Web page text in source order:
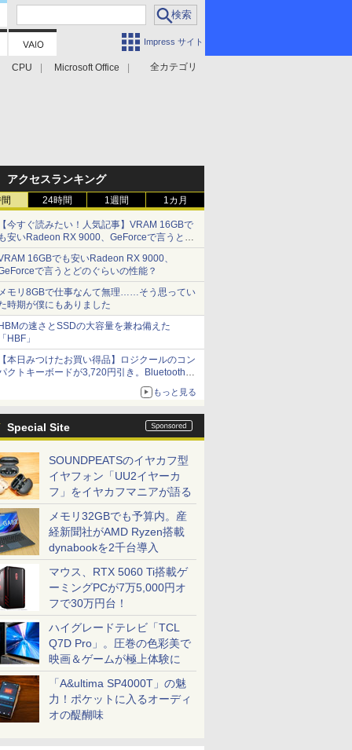
Impress サイト
全カテゴリ
CPU Microsoft Office
アクセスランキング
24時間 1週間 1カ月
今すぐ読みたい！人気記事】VRAM 16GBで
安いRadeon RX 9000、GeForceで言うとど
ぐらいの性能？ - PC Watch
16GBでも安いRadeon RX 9000、
で言うとどのぐらいの性能？
モリ8GBで仕事なんて無理……そう思ってい
時期が僕にもありました
の速さとSSDの大容量を兼ね備えた
HBF」
本日みつけたお買い得品】ロジクールのコン
クトキーボードが3,720円引き。Bluetoothで3
もっと見る
Special Site
SOUNDPEATSのイヤカフ型
イヤフォン「UU2イヤーカ
フ」をイヤカフマニアが語る
メモリ32GBでも予算内。産
経新聞社がAMD Ryzen搭載
dynabookを2千台導入
マウス、RTX 5060 Ti搭載ゲ
ーミングPCが7万5,000円オ
フで30万円台！
ハイグレードテレビ「TCL
Q7D Pro」。圧巻の色彩美で
映画＆ゲームが極上体験に
「A&ultima SP4000T」の魅
力！ポケットに入るオーディ
オの醍醐味